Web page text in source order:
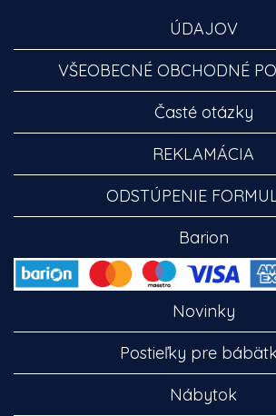
ÚDAJOV
VŠEOBECNÉ OBCHODNÉ
Časté otázky
REKLAMÁCIA
ODSTÚPENIE
Barion
Novinky
Postieľky pre
Nábytok